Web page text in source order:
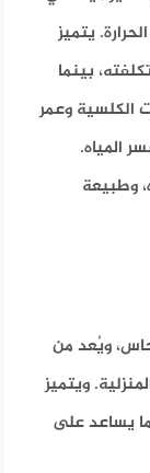
يتميز
بينما
الكلسية وعمر
المياه.
وطبيعة
ويُعد من
ويتميز
يساعد على